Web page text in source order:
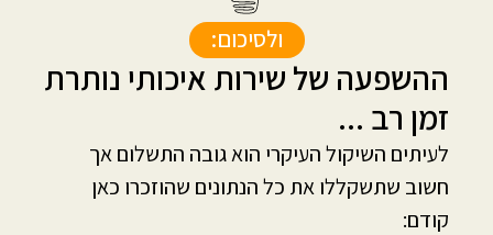
ולסיכום:
ההשפעה של שירות איכותי נותרת
זמן רב ...
לעיתים השיקול העיקרי הוא גובה התשלום אך
חשוב שתשקללו את כל הנתונים שהוזכרו כאן
קודם: